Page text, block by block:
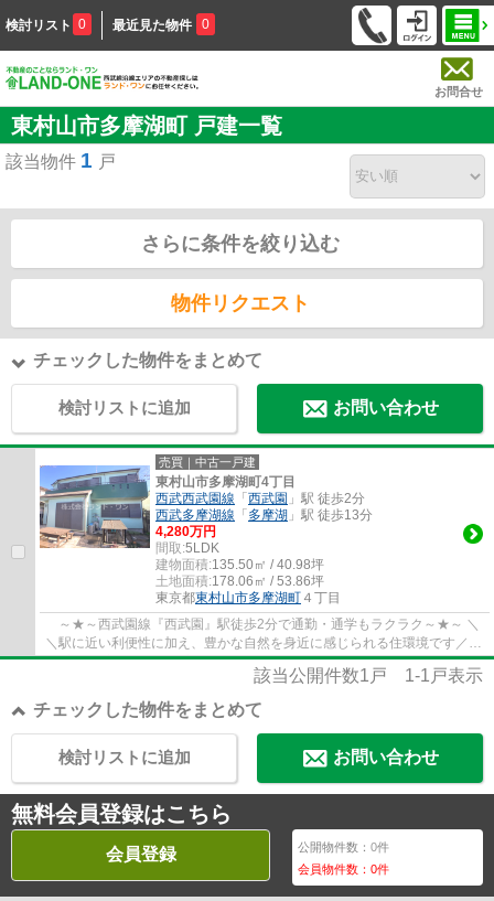
検討リスト 0 最近見た物件 0
お問合せ
東村山市多摩湖町 戸建一覧
該当物件 1 戸
さらに条件を絞り込む
物件リクエスト
チェックした物件をまとめて
検討リストに追加 お問い合わせ
売買｜中古一戸建
東村山市多摩湖町4丁目
西武西武園線 「 西武園 」駅 徒歩2分
西武多摩湖線 「 多摩湖 」駅 徒歩13分
4,280万円
間取:5LDK
建物面積:135.50㎡ / 40.98坪
土地面積:178.06㎡ / 53.86坪
東京都東村山市多摩湖町 ４丁目
～★～西武園線『西武園』駅徒歩2分で通勤・通学もラクラク～★～ ＼
＼駅に近い利便性に加え、豊かな自然を身近に感じられる住環境です／／
▪高台に立地、周囲に高い建物が無く、陽...
該当公開件数1 戸 1-1 戸表示
チェックした物件をまとめて
お問い合わせ
検討リストに追加
無料会員登録はこちら
会員登録 公開物件数：0件
会員物件数：0件